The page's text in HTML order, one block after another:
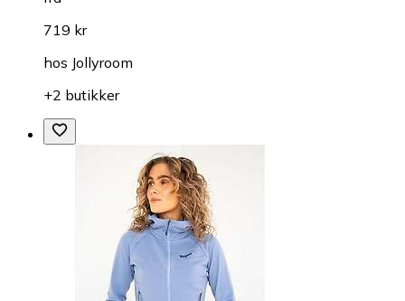
719 kr
hos Jollyroom
+2 butikker